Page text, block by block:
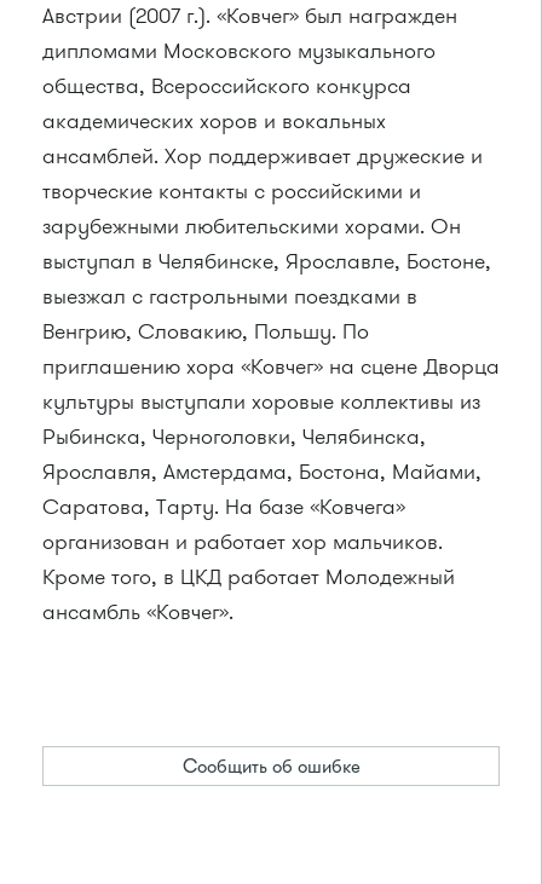
Австрии (2007 г.). «Ковчег» был награжден
дипломами Московского музыкального
общества, Всероссийского конкурса
академических хоров и вокальных
ансамблей. Хор поддерживает дружеские и
творческие контакты с российскими и
зарубежными любительскими хорами. Он
выступал в Челябинске, Ярославле, Бостоне,
выезжал с гастрольными поездками в
Венгрию, Словакию, Польшу. По
приглашению хора «Ковчег» на сцене Дворца
культуры выступали хоровые коллективы из
Рыбинска, Черноголовки, Челябинска,
Ярославля, Амстердама, Бостона, Майами,
Саратова, Тарту. На базе «Ковчега»
организован и работает хор мальчиков.
Кроме того, в ЦКД работает Молодежный
ансамбль «Ковчег».
Сообщить об ошибке